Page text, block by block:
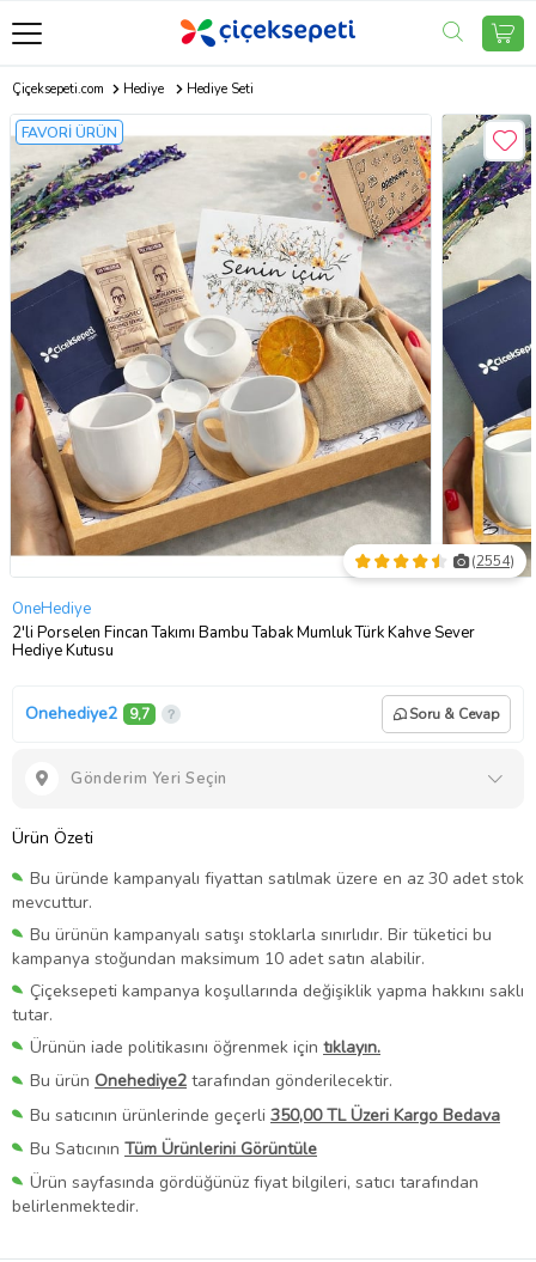
Çiçeksepeti.com Hediye Hediye Seti
FAVORİ ÜRÜN
OneHediye
2'li Porselen Fincan Takımı Bambu Tabak Mumluk Türk Kahve Sever
Hediye Kutusu
(2554)
Onehediye2 9,7 Soru & Cevap
Gönderim Yeri Seçin
Ürün Özeti
Bu üründe kampanyalı fiyattan satılmak üzere en az 30 adet stok
mevcuttur.
Bu ürünün kampanyalı satışı stoklarla sınırlıdır. Bir tüketici bu
kampanya stoğundan maksimum 10 adet satın alabilir.
Çiçeksepeti kampanya koşullarında değişiklik yapma hakkını saklı
tutar.
Ürünün iade politikasını öğrenmek için tıklayın.
Bu ürün Onehediye2 tarafından gönderilecektir.
Bu satıcının ürünlerinde geçerli 350,00 TL Üzeri Kargo Bedava
Bu Satıcının Tüm Ürünlerini Görüntüle
Ürün sayfasında gördüğünüz fiyat bilgileri, satıcı tarafından
belirlenmektedir.